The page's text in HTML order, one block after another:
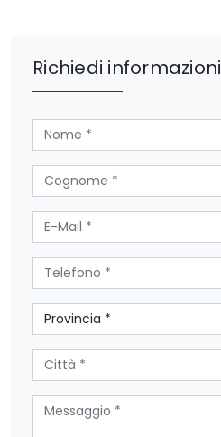
Richiedi informazioni